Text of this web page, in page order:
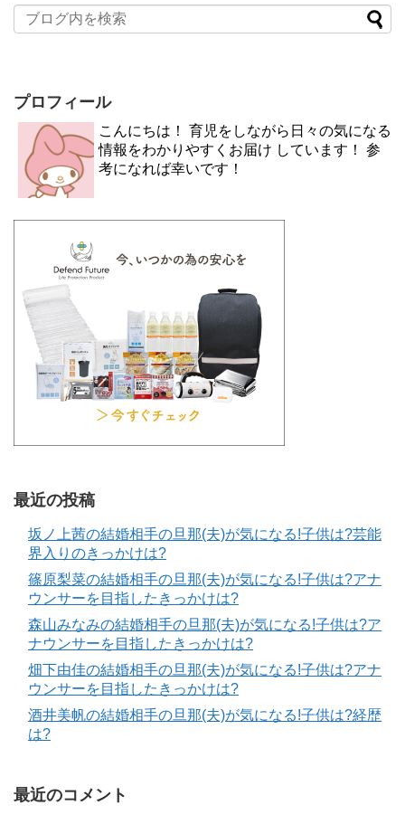
プロフィール
こんにちは！ 育児をしながら日々の気になる
情報をわかりやすくお届け しています！ 参
考になれば幸いです！
最近の投稿
坂ノ上茜の結婚相手の旦那(夫)が気になる!子供は?芸能
界入りのきっかけは?
篠原梨菜の結婚相手の旦那(夫)が気になる!子供は?アナ
ウンサーを目指したきっかけは?
森山みなみの結婚相手の旦那(夫)が気になる!子供は?ア
ナウンサーを目指したきっかけは?
畑下由佳の結婚相手の旦那(夫)が気になる!子供は?アナ
ウンサーを目指したきっかけは?
酒井美帆の結婚相手の旦那(夫)が気になる!子供は?経歴
は?
最近のコメント